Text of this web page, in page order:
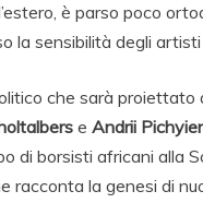
è parso poco
la sensibilità degli artisti
che sarà proiettato
e Andrii
di borsisti africani alla
racconta la genesi di